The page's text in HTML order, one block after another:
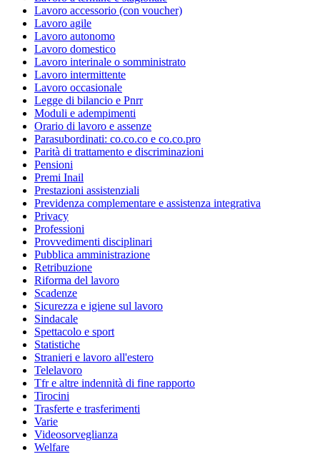
Lavoro accessorio (con voucher)
Lavoro agile
Lavoro autonomo
Lavoro domestico
Lavoro interinale o somministrato
Lavoro intermittente
Lavoro occasionale
Legge di bilancio e Pnrr
Moduli e adempimenti
Orario di lavoro e assenze
Parasubordinati: co.co.co e co.co.pro
Parità di trattamento e discriminazioni
Pensioni
Premi Inail
Prestazioni assistenziali
Previdenza complementare e assistenza integrativa
Privacy
Professioni
Provvedimenti disciplinari
Pubblica amministrazione
Retribuzione
Riforma del lavoro
Scadenze
Sicurezza e igiene sul lavoro
Sindacale
Spettacolo e sport
Statistiche
Stranieri e lavoro all'estero
Telelavoro
Tfr e altre indennità di fine rapporto
Tirocini
Trasferte e trasferimenti
Varie
Videosorveglianza
Welfare